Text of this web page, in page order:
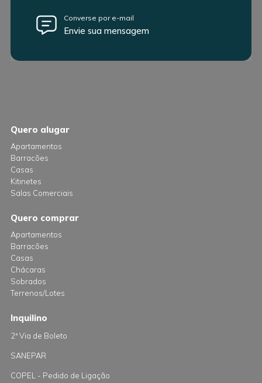
Converse por e-mail
Envie sua mensagem
Quero alugar
Apartamentos
Barracões
Casas
Kitinetes
Salas Comerciais
Quero comprar
Apartamentos
Barracões
Casas
Chácaras
Sobrados
Terrenos/Lotes
Inquilino
2ª Via de Boleto
SANEPAR
COPEL - Pedido de Ligação